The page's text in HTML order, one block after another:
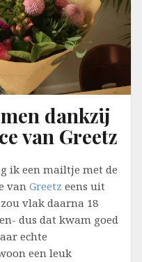
dankzij
van Greetz
ik een mailtje met de
van Greetz eens uit
vlak daarna 18
dus dat kwam goed
echte
een leuk